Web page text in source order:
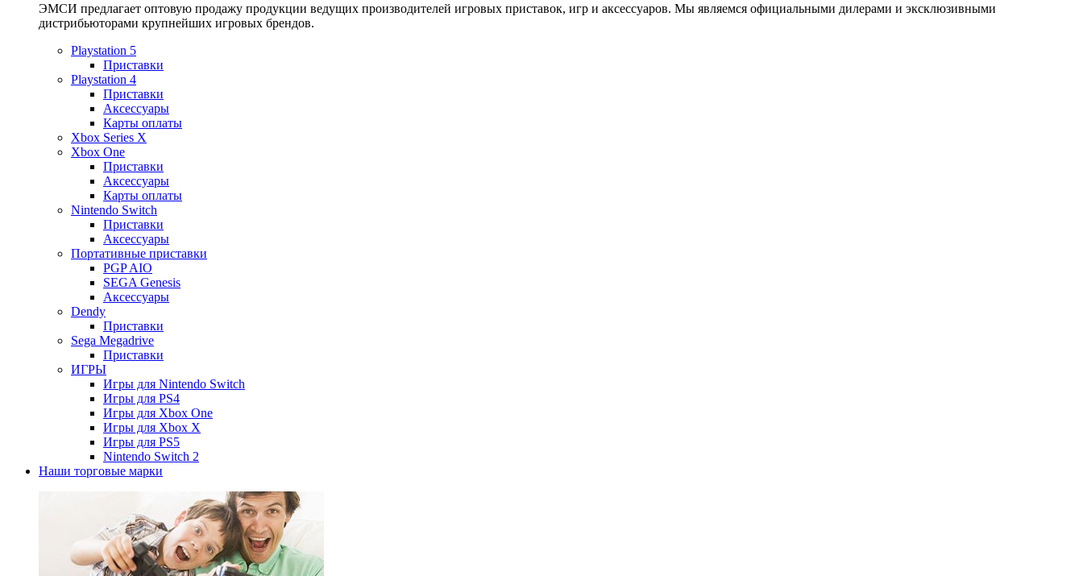
ЭМСИ предлагает оптовую продажу продукции ведущих производителей игровых приставок, игр и аксессуаров. Мы являемся официальными дилерами и эксклюзивными
дистрибьюторами крупнейших игровых брендов.
Playstation 5
Приставки
Playstation 4
Приставки
Аксессуары
Карты оплаты
Xbox Series X
Xbox One
Приставки
Аксессуары
Карты оплаты
Nintendo Switch
Приставки
Аксессуары
Портативные приставки
PGP AIO
SEGA Genesis
Аксессуары
Dendy
Приставки
Sega Megadrive
Приставки
ИГРЫ
Игры для Nintendo Switch
Игры для PS4
Игры для Xbox One
Игры для Xbox X
Игры для PS5
Nintendo Switch 2
Наши торговые марки